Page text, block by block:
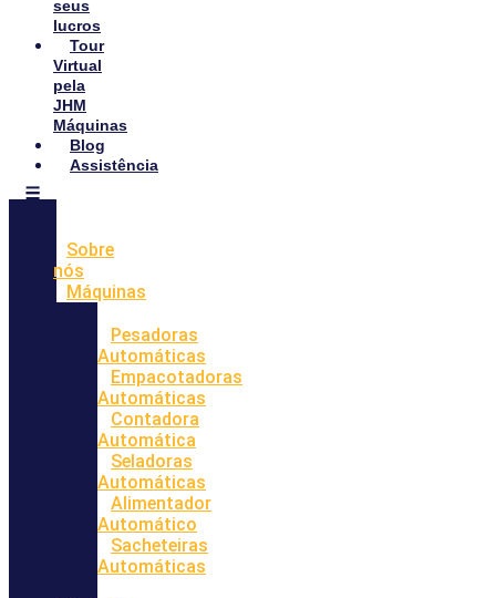
seus
lucros
Tour
Virtual
pela
JHM
Máquinas
Blog
Assistência
Sobre
nós
Máquinas
Pesadoras
Automáticas
Empacotadoras
Automáticas
Contadora
Automática
Seladoras
Automáticas
Alimentador
Automático
Sacheteiras
Automáticas